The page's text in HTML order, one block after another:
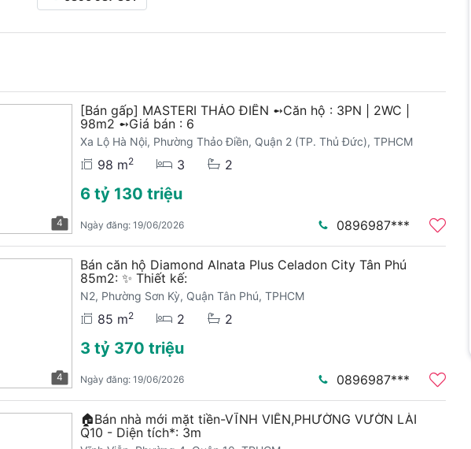
4
[Bán gấp] MASTERI THẢO ĐIỀN ➻Căn hộ : 3PN | 2WC |
98m2 ➻Giá bán : 6
Xa Lộ Hà Nội, Phường Thảo Điền, Quận 2 (TP. Thủ Đức), TPHCM
98 m2 3 2
6 tỷ 130 triệu
Ngày đăng: 19/06/2026 0896987***
4
Bán căn hộ Diamond Alnata Plus Celadon City Tân Phú
85m2: ✨ Thiết kế:
N2, Phường Sơn Kỳ, Quận Tân Phú, TPHCM
85 m2 2 2
3 tỷ 370 triệu
Ngày đăng: 19/06/2026 0896987***
🏠Bán nhà mới mặt tiền-VĨNH VIỄN,PHƯỜNG VƯỜN LÀI
Q10 - Diện tích*: 3m